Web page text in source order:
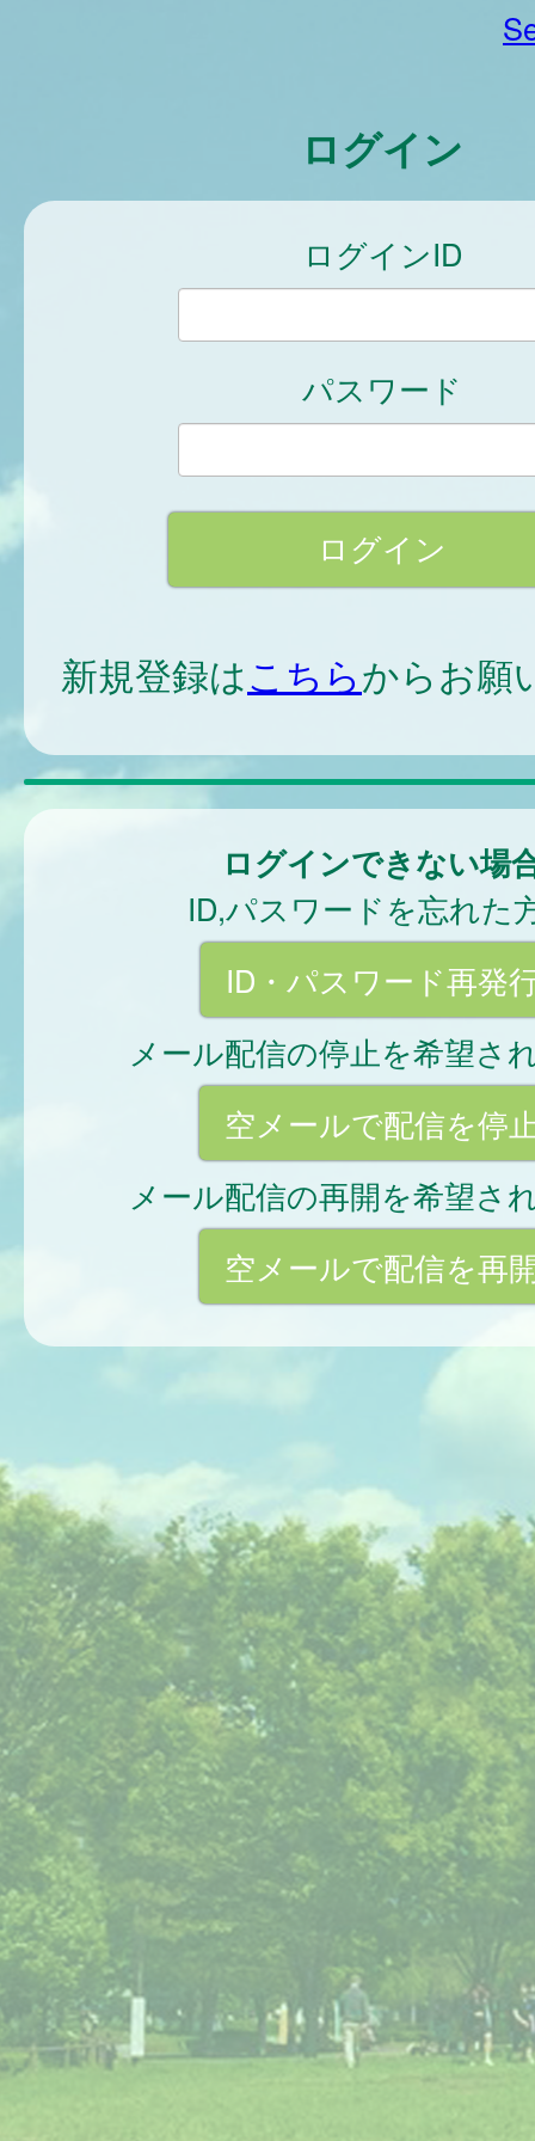
ログイン
ログインID
パスワード
新規登録はこちらからお願
ログインできない場
ID,パスワードを忘れた
ID・パスワード再発
メール配信の停止を希望さ
空メールで配信を停
メール配信の再開を希望さ
空メールで配信を再